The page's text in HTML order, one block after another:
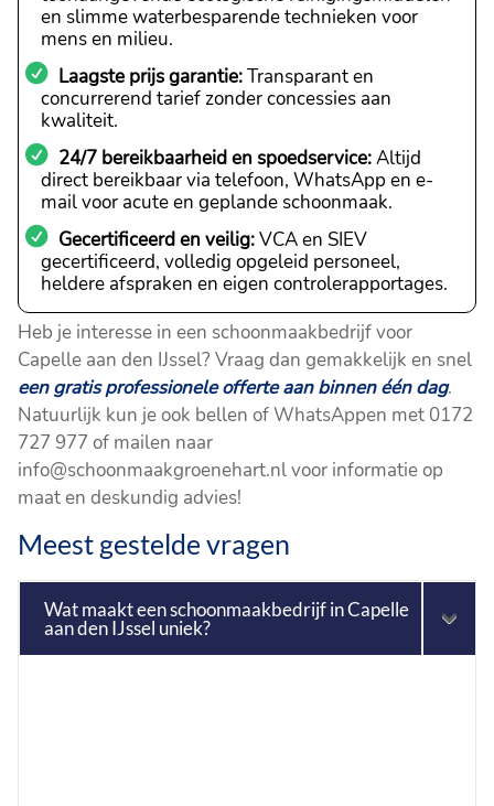
en slimme waterbesparende technieken voor
mens en milieu.
Laagste prijs garantie:Transparant en
concurrerend tarief zonder concessies aan
kwaliteit.
24/7 bereikbaarheid en spoedservice:Altijd
direct bereikbaar via telefoon, WhatsApp en e-
mail voor acute en geplande schoonmaak.
Gecertificeerd en veilig:VCA en SIEV
gecertificeerd, volledig opgeleid personeel,
heldere afspraken en eigen controlerapportages.
Heb je interesse in een schoonmaakbedrijf voor
Capelle aan den IJssel? Vraag dan gemakkelijk en snel
een gratis professionele offerte aan binnen één dag.
Natuurlijk kun je ook bellen of WhatsAppen met 0172
727 977 of mailen naar
info@schoonmaakgroenehart.nl voor informatie op
maat en deskundig advies!
Meest gestelde vragen
Wat maakt een schoonmaakbedrijf in Capelle
aan den IJssel uniek?